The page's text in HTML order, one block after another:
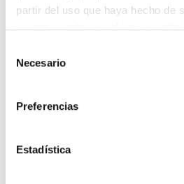
partir del uso que haya hecho de
Necesario
Preferencias
Estadística